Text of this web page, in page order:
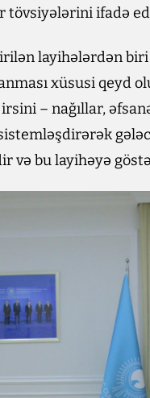
tövsiyələrini ifadə
layihələrdən
xüsusi qeyd
– nağıllar,
və bu layihəyə